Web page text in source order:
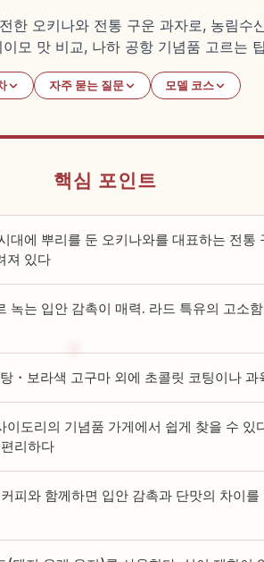
한 오키나와 전통 구운 과자로, 농림수
이모 맛 비교, 나하 공항 기념품 고르는
자주 묻는 질문 모델 코스
핵심 포인트
대에 뿌리를 둔 오키나와를 대표하는 전
져 있다
녹는 입안 감촉이 매력. 라드 특유의 고소
・보라색 고구마 외에 초콜릿 코팅이나
이도리의 기념품 가게에서 쉽게 찾을 수 있
리하다
피와 함께하면 입안 감촉과 단맛의 차이